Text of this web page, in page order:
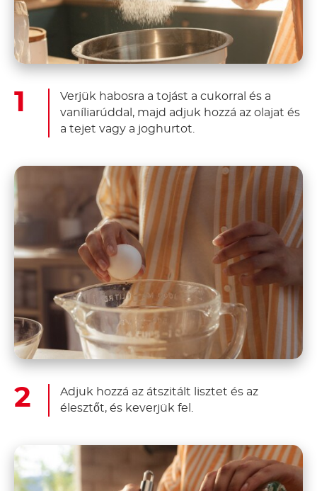
Verjük habosra a tojást a cukorral és a
vaníliarúddal, majd adjuk hozzá az olajat és
a tejet vagy a joghurtot.
Adjuk hozzá az átszitált lisztet és az
élesztőt, és keverjük fel.